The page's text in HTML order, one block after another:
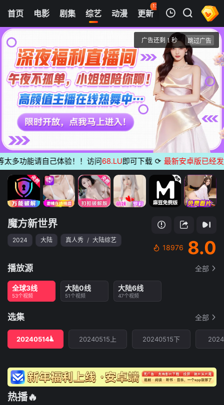
首页 电影 剧集 综艺 动漫 更新
138
热榜 APP
20240514
魔方新世界
清空
能请自己体验！！访问 68.LU即可下载 ⟳ 最新安卓版已经发布
魔方新世界
2024 大陆 真人秀 / 大陆综艺
18976 8.0
播放源 全部
全球3线
53个视频
大陆0线
51个视频
大陆6线
47个视频
选集 全部
20240514 20240515上 20240515下
热播🔥